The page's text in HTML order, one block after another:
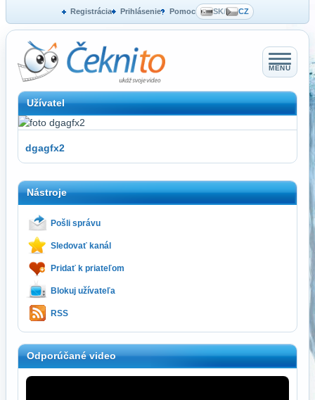
Registrácia Prihlásenie Pomoc SK/ CZ
MENU
Užívatel
dgagfx2
Nástroje
Pošli správu
Sledovať kanál
Pridať k priateľom
Blokuj užívateľa
RSS
Odporúčané video